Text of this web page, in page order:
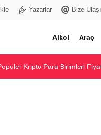
Yazarlar Bize
Alkol Araç
Kripto Para Birimleri
Nevresim Takımı